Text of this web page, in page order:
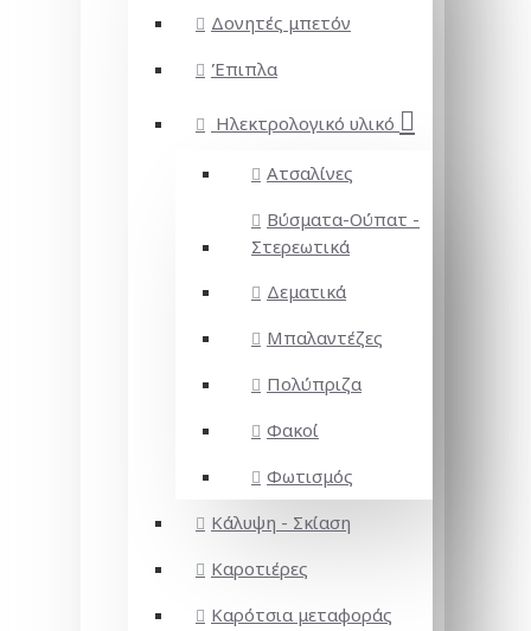
Δονητές μπετόν
Έπιπλα
Ηλεκτρολογικό υλικό
Ατσαλίνες
Βύσματα-Ούπατ -
Στερεωτικά
Δεματικά
Μπαλαντέζες
Πολύπριζα
Φακοί
Φωτισμός
Κάλυψη - Σκίαση
Καροτιέρες
Καρότσια μεταφοράς